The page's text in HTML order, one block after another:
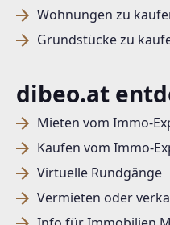
Wohnungen zu
Grundstücke zu
dibeo.at
Mieten vom Immo-
Kaufen vom Immo-
Virtuelle Rundgänge
Vermieten oder